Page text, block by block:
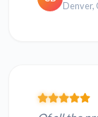
Denver,